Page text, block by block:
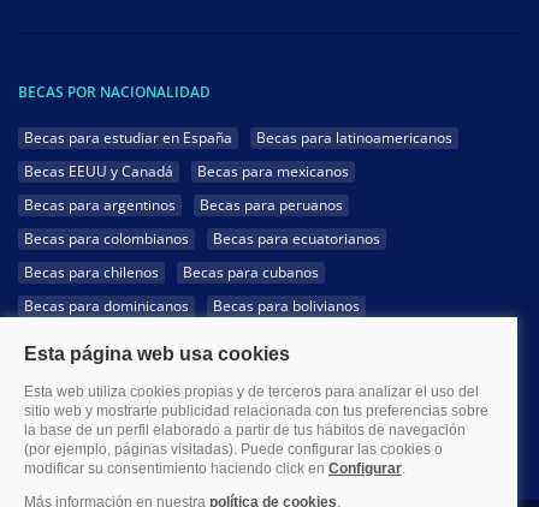
BECAS POR NACIONALIDAD
Becas para estudiar en España
Becas para latinoamericanos
Becas EEUU y Canadá
Becas para mexicanos
Becas para argentinos
Becas para peruanos
Becas para colombianos
Becas para ecuatorianos
Becas para chilenos
Becas para cubanos
Becas para dominicanos
Becas para bolivianos
Becas para hondureños
Becas para paraguayos
Becas para uruguayos
Becas para salvadoreños